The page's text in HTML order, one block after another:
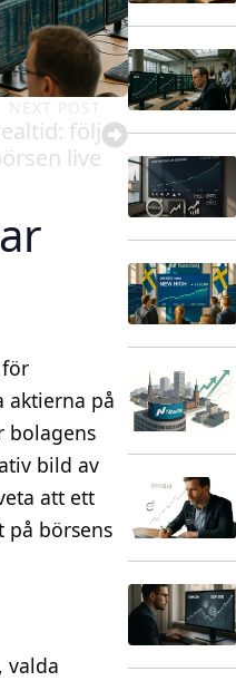
följ
live
för
aktierna på
bolagens
bild av
att ett
på börsens
valda